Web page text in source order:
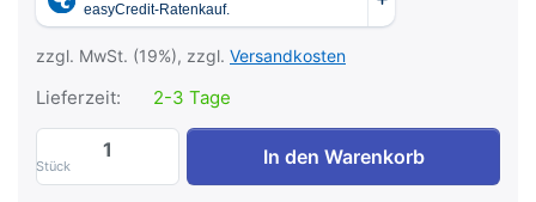
zzgl. MwSt. (19%), zzgl. Versandkosten
Lieferzeit: 2-3 Tage
Stück
HMS Kurzhantelständer mit Halbschale
In den Warenkorb